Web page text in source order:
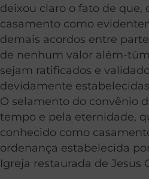
deixou claro o fato de que,
casamento como
demais acordos entre
de nenhum valor além-
sejam ratificados e
devidamente
O selamento do convênio
tempo e pela eternidade,
conhecido como
ordenança estabelecida
Igreja restaurada de Jesus